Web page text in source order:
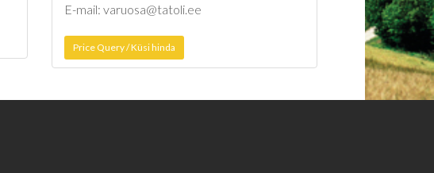
E-mail: varuosa@tatoli.ee
Price Query / Küsi hinda